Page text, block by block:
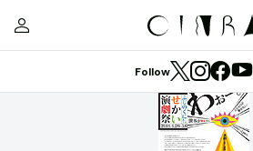
Follow